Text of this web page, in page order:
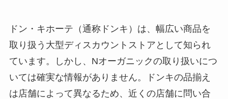
ドン・キホーテ（通称ドンキ）は、幅広い商品を
取り扱う大型ディスカウントストアとして知られ
ています。しかし、Nオーガニックの取り扱いにつ
いては確実な情報がありません。ドンキの品揃え
は店舗によって異なるため、近くの店舗に問い合